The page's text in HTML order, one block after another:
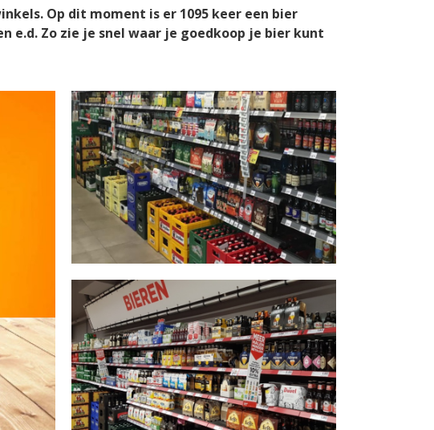
Op dit moment is er 1095 keer een bier
e.d. Zo zie je snel waar je goedkoop je bier kunt